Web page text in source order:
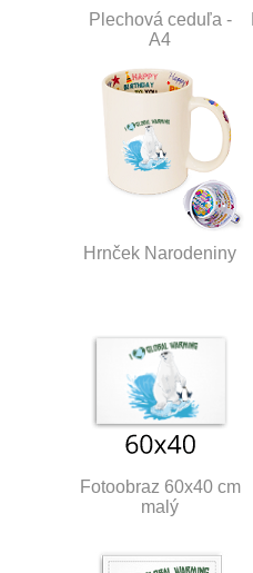
Plechová ceduľa -
A4
Hrnček Narodeniny
Fotoobraz 60x40 cm
malý